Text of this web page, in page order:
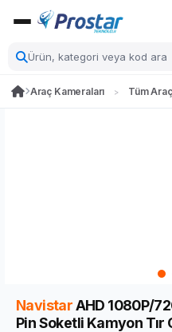
Araç Kameraları Tüm
NavistarAHD 1080P/
Pin Soketli Kamyon Tır